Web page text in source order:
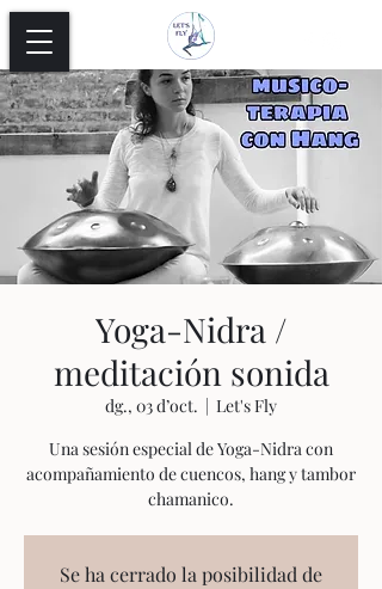
Yoga-Nidra /
meditación sonida
dg., 03 d’oct.
  |
Let's Fly
Una sesión especial de Yoga-Nidra con
acompañamiento de cuencos, hang y tambor
chamanico.
Se ha cerrado la posibilidad de